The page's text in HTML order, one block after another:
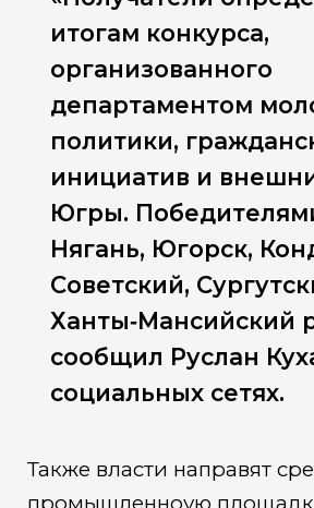
итогам конкурса,
организованного
департаментом
политики,
инициатив и
Югры.
Нягань, Югорск,
Советский,
Ханты‑Мансийский
сообщил Руслан
социальных сетях.
Также власти направят
промышленноую